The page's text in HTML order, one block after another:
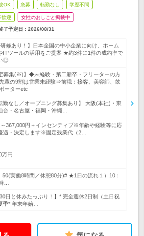
OK 急募 転勤なし 学歴不問
歓迎 女性のおしごと掲載中
了予定日： 2026/08/31
研修あり！】日本全国の中小企業に向け、ホーム
ITツールの活用をご提案 ★約3件に1件の成約率で
◎
定募集(※)】◆未経験・第二新卒・フリーターの方
輩の9割は営業未経験⇒前職：接客、美容師、飲
ーターetc
勤なし／オープニング募集あり】 大阪(本社)・東
台・名古屋・福岡・沖縄…
～367,000円＋インセンティブ※年齢や経験等に応
遇・決定します※固定残業代（2…
万円
50(実働8時間／休憩80分)# ★1日の流れ１）10：
…
日と休みたっぷり！】* 完全週休2日制（土日祝
季* 年末年始…